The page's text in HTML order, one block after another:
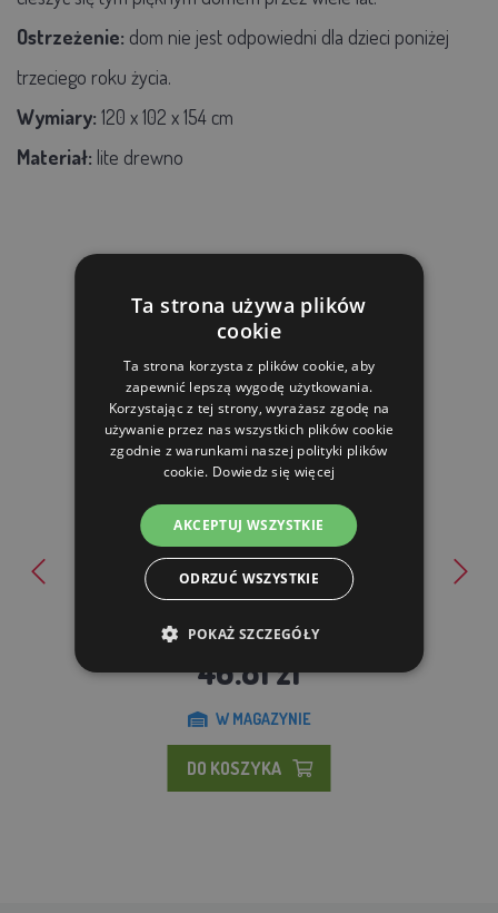
Ostrzeżenie: dom nie jest odpowiedni dla dzieci poniżej
trzeciego roku życia.
Wymiary: 120 x 102 x 154 cm
Materiał: lite drewno
PRODUKTY POWIĄZANE
Ivasan spray - 500 ml - dezynfekcja
46.81 zl
W MAGAZYNIE
DO KOSZYKA
Ta strona używa plików
cookie
Ta strona korzysta z plików cookie, aby
zapewnić lepszą wygodę użytkowania.
Korzystając z tej strony, wyrażasz zgodę na
używanie przez nas wszystkich plików cookie
zgodnie z warunkami naszej polityki plików
cookie. Dowiedz się więcej
AKCEPTUJ WSZYSTKIE
ODRZUĆ WSZYSTKIE
POKAŻ SZCZEGÓŁY